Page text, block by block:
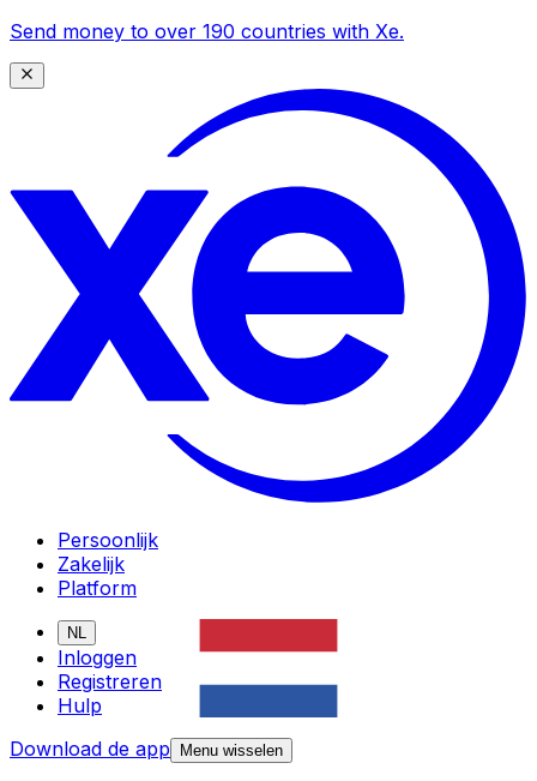
Send money to over 190 countries with Xe.
Persoonlijk
Zakelijk
Platform
NL
Inloggen
Registreren
Hulp
Download de app
Menu wisselen